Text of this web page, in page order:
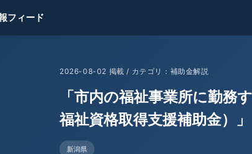
フィード
2026-08-02 掲載 / カテゴリ：補助金解説
「市内の福祉事業所に勤務
福祉資格取得支援補助金）」
新潟県